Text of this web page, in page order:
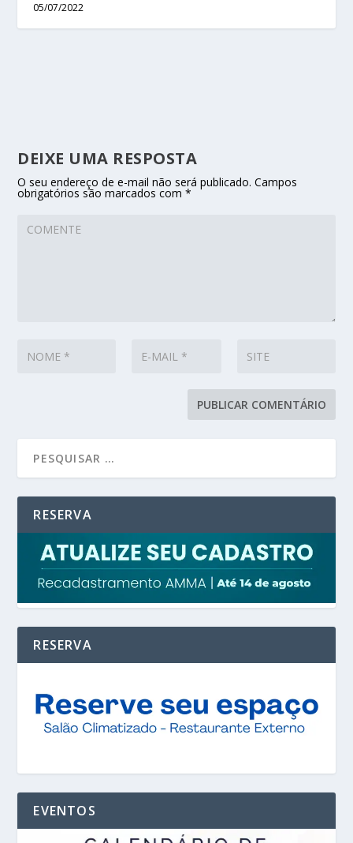
05/07/2022
DEIXE UMA RESPOSTA
O seu endereço de e-mail não será publicado. Campos
obrigatórios são marcados com*
RESERVA
RESERVA
EVENTOS